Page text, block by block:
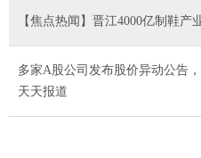
【焦点热闻】晋江4000亿制鞋产
多家A股公司发布股价异动公告
天天报道